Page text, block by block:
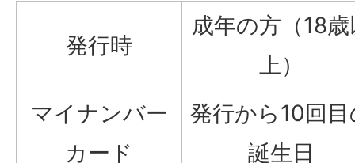
発行時
成年の方（18歳
上）
マイナンバー
カード
発行から10回
誕生日